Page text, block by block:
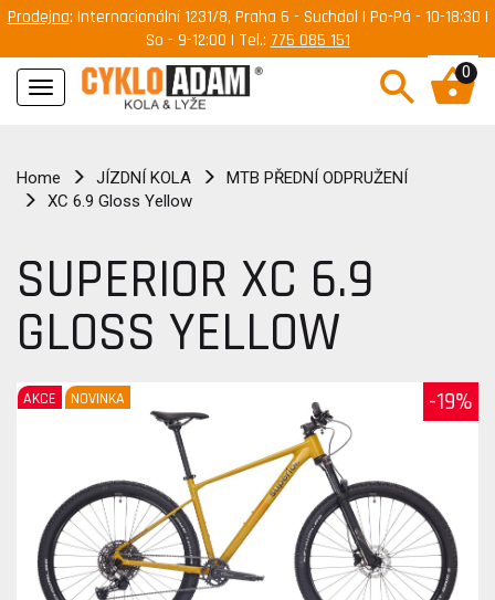
Prodejna: Internacionální 1231/8, Praha 6 - Suchdol | Po-Pá - 10-18:30 |
So - 9-12:00 | Tel.: 775 085 151
Navigace
0
Home JÍZDNÍ KOLA
MTB PŘEDNÍ ODPRUŽENÍ
XC 6.9 Gloss Yellow
SUPERIOR XC 6.9
GLOSS YELLOW
-19%
AKCE NOVINKA